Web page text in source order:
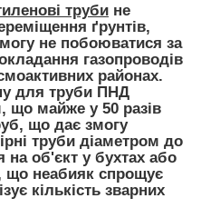
труби не
ґрунтів,
не побоюватися за
газопроводів
районах.
для труби ПНД
що майже у 50 разів
що дає змогу
труби діаметром до
об'єкт у бухтах або
що неабияк спрощує
кількість зварних